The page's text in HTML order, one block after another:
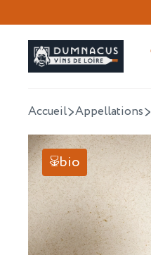
Accueil Appellations
bio